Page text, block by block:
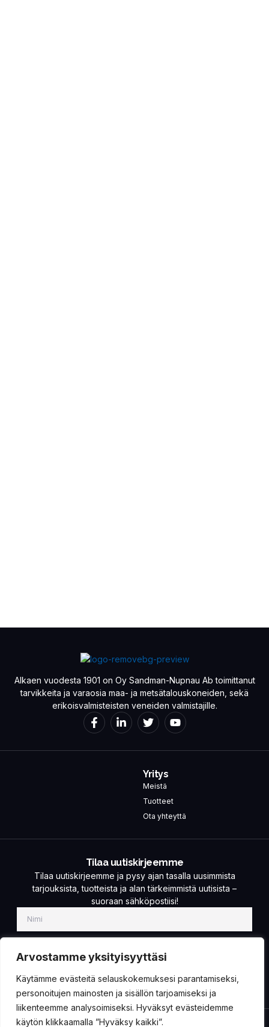
Arvostamme yksityisyyttäsi
Käytämme evästeitä selauskokemuksesi parantamiseksi,
personoitujen mainosten ja sisällön tarjoamiseksi ja
liikenteemme analysoimiseksi. Hyväksyt evästeidemme
käytön klikkaamalla ”Hyväksy kaikki”.
Alkaen vuodesta 1901 on Oy Sandman-Nupnau Ab toimittanut
tarvikkeita ja varaosia maa- ja metsätalouskoneiden, sekä
erikoisvalmisteisten veneiden valmistajille.
Yritys
Meistä
Tuotteet
Ota yhteyttä
Tilaa uutiskirjeemme
Tilaa uutiskirjeemme ja pysy ajan tasalla uusimmista
tarjouksista, tuotteista ja alan tärkeimmistä uutisista –
suoraan sähköpostiisi!
TILAA!